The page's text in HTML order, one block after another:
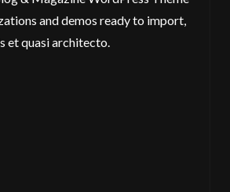
and demos ready to import,
et quasi architecto.